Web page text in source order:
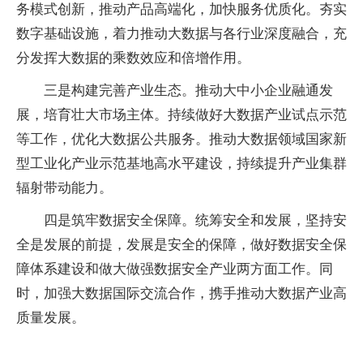
务模式创新，推动产品高端化，加快服务优质化。夯实
数字基础设施，着力推动大数据与各行业深度融合，充
分发挥大数据的乘数效应和倍增作用。
三是构建完善产业生态。推动大中小企业融通发
展，培育壮大市场主体。持续做好大数据产业试点示范
等工作，优化大数据公共服务。推动大数据领域国家新
型工业化产业示范基地高水平建设，持续提升产业集群
辐射带动能力。
四是筑牢数据安全保障。统筹安全和发展，坚持安
全是发展的前提，发展是安全的保障，做好数据安全保
障体系建设和做大做强数据安全产业两方面工作。同
时，加强大数据国际交流合作，携手推动大数据产业高
质量发展。